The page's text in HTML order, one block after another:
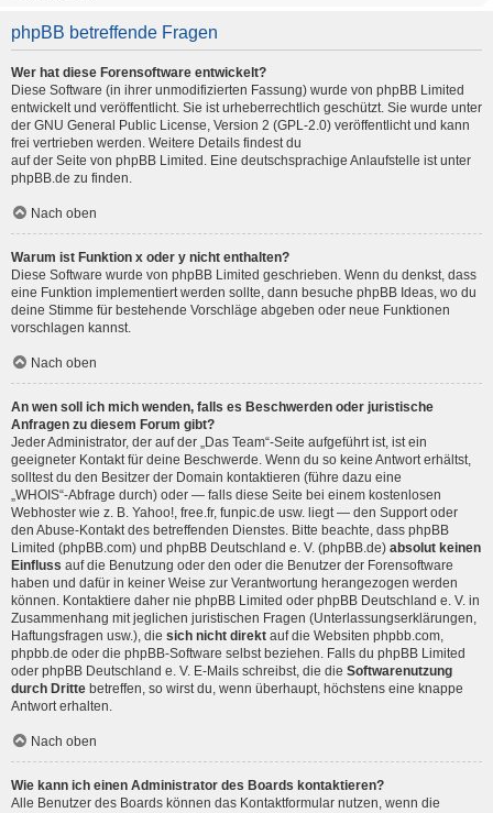
phpBB betreffende Fragen
Wer hat diese Forensoftware entwickelt?
Diese Software (in ihrer unmodifizierten Fassung) wurde von phpBB Limited
entwickelt und veröffentlicht. Sie ist urheberrechtlich geschützt. Sie wurde unter
der GNU General Public License, Version 2 (GPL-2.0) veröffentlicht und kann
frei vertrieben werden. Weitere Details findest du
auf der Seite von phpBB Limited . Eine deutschsprachige Anlaufstelle ist unter
phpBB.de zu finden.
Nach oben
Warum ist Funktion x oder y nicht enthalten?
Diese Software wurde von phpBB Limited geschrieben. Wenn du denkst, dass
eine Funktion implementiert werden sollte, dann besuche phpBB Ideas, wo du
deine Stimme für bestehende Vorschläge abgeben oder neue Funktionen
vorschlagen kannst.
Nach oben
An wen soll ich mich wenden, falls es Beschwerden oder juristische
Anfragen zu diesem Forum gibt?
Jeder Administrator, der auf der „Das Team“-Seite aufgeführt ist, ist ein
geeigneter Kontakt für deine Beschwerde. Wenn du so keine Antwort erhältst,
solltest du den Besitzer der Domain kontaktieren (führe dazu eine
„WHOIS“-Abfrage durch) oder — falls diese Seite bei einem kostenlosen
Webhoster wie z. B. Yahoo!, free.fr, funpic.de usw. liegt — den Support oder
den Abuse-Kontakt des betreffenden Dienstes. Bitte beachte, dass phpBB
Limited (phpBB.com) und phpBB Deutschland e. V. (phpBB.de) absolut keinen
Einfluss auf die Benutzung oder den oder die Benutzer der Forensoftware
haben und dafür in keiner Weise zur Verantwortung herangezogen werden
können. Kontaktiere daher nie phpBB Limited oder phpBB Deutschland e. V. in
Zusammenhang mit jeglichen juristischen Fragen (Unterlassungserklärungen,
Haftungsfragen usw.), die sich nicht direkt auf die Websiten phpbb.com,
phpbb.de oder die phpBB-Software selbst beziehen. Falls du phpBB Limited
oder phpBB Deutschland e. V. E-Mails schreibst, die die Softwarenutzung
durch Dritte betreffen, so wirst du, wenn überhaupt, höchstens eine knappe
Antwort erhalten.
Nach oben
Wie kann ich einen Administrator des Boards kontaktieren?
Alle Benutzer des Boards können das Kontaktformular nutzen, wenn die